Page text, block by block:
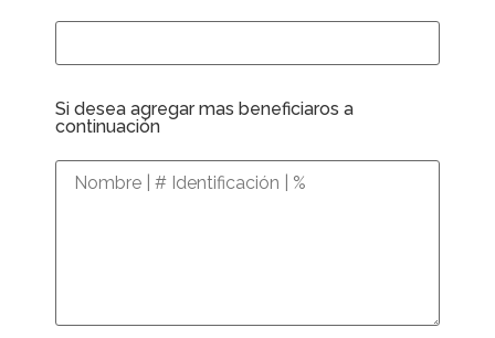
Si desea agregar mas beneficiaros a
continuación